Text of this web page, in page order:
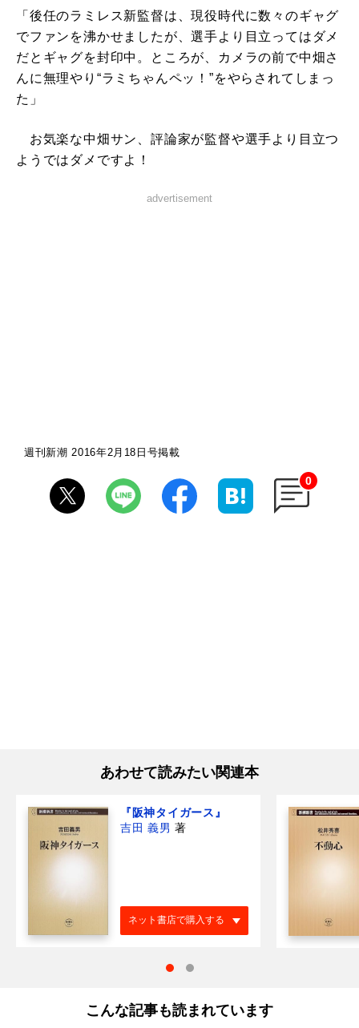
「後任のラミレス新監督は、現役時代に数々のギャグ
でファンを沸かせましたが、選手より目立ってはダメ
だとギャグを封印中。ところが、カメラの前で中畑さ
んに無理やり“ラミちゃんペッ！”をやらされてしまっ
た」
お気楽な中畑サン、評論家が監督や選手より目立つ
ようではダメですよ！
advertisement
週刊新潮 2016年2月18日号掲載
0
あわせて読みたい関連本
『阪神タイガース』
吉田 義男 著
ネット書店で購入する
こんな記事も読まれています